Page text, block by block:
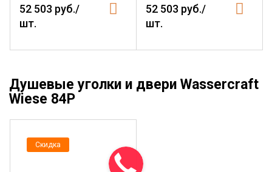
52 503 руб./
шт.
52 503 руб./
шт.
Душевые уголки и двери Wassercraft
Wiese 84P
Скидка